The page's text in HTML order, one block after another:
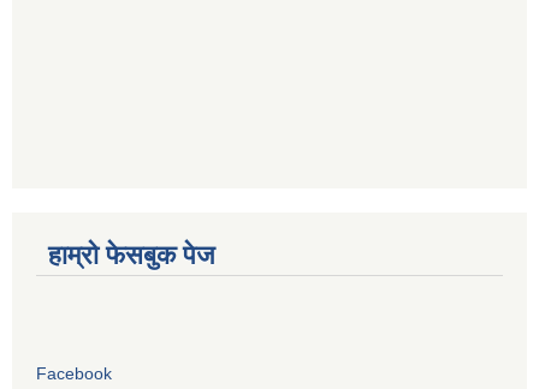
हाम्रो फेसबुक पेज
Facebook